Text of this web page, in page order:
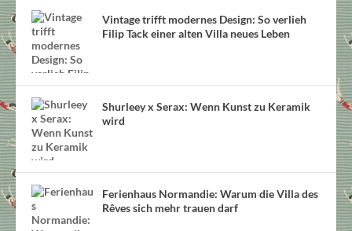
Vintage trifft modernes Design: So verlieh
Filip Tack einer alten Villa neues Leben
Shurleey x Serax: Wenn Kunst zu Keramik
wird
Ferienhaus Normandie: Warum die Villa des
Rêves sich mehr trauen darf